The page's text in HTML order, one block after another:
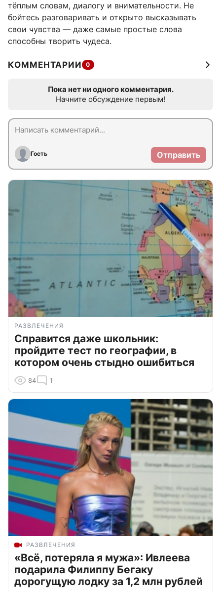
тёплым словам, диалогу и внимательности. Не
бойтесь разговаривать и открыто высказывать
свои чувства — даже самые простые слова
способны творить чудеса.
КОММЕНТАРИИ 0
Пока нет ни одного комментария.
Начните обсуждение первым!
Гость Отправить
РАЗВЛЕЧЕНИЯ
Справится даже школьник:
пройдите тест по географии, в
котором очень стыдно ошибиться
84 1
РАЗВЛЕЧЕНИЯ
«Всё, потеряла я мужа»: Ивлеева
подарила Филиппу Бегаку
дорогущую лодку за 1,2 млн рублей